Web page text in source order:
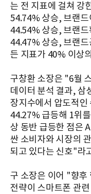
는 전 지표에 걸쳐 강
54.74% 상승, 브랜
44.54% 상승, 브랜
44.47% 상승, 브랜
든 지표가 40% 이상
구창환 소장은 "6월
데이터 분석 결과, 삼
장지수에서 압도적인
44.27% 급등해 1위
상 동반 급등한 점은
싼 소비자와 시장의
되고 있다는 신호"라
구 소장은 이어 "향후
전략이 스마트폰 관